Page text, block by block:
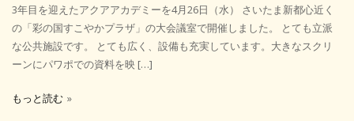
3年目を迎えたアクアアカデミーを4月26日（水） さいたま新都心近く
の「彩の国すこやかプラザ」の大会議室で開催しました。 とても立派
な公共施設です。 とても広く、設備も充実しています。大きなスクリ
ーンにパワポでの資料を映 […]
もっと読む